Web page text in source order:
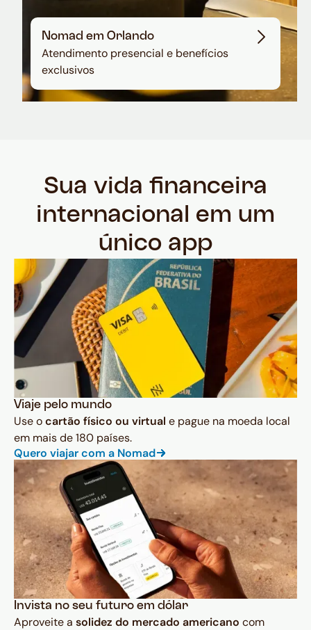
Nomad em Orlando
Atendimento presencial e benefícios
exclusivos
Sua vida financeira
internacional em um
único app
Viaje pelo mundo
Use ocartão físico ou virtual e pague na moeda local
em mais de 180 países.
Quero viajar com a Nomad
Invista no seu futuro em dólar
Aproveite a solidez do mercado americano com